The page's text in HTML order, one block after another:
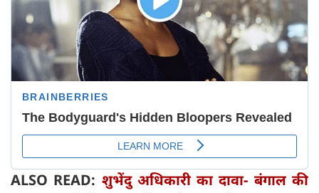
ALSO READ: शुभेंदु अधिकारी का दावा- बंगाल की